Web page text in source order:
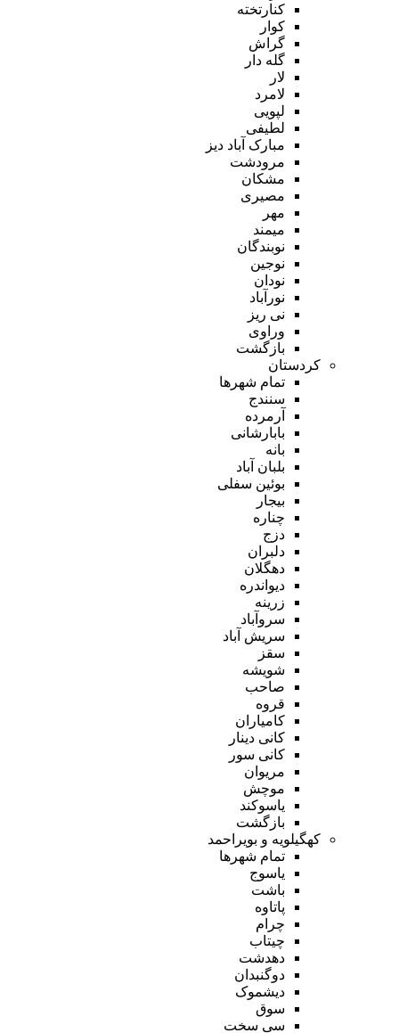
کنارتخته
کوار
گراش
گله دار
لار
لامرد
لپویی
لطیفی
مبارک آباد دیز
مرودشت
مشکان
مصیری
مهر
میمند
نوبندگان
نوجین
نودان
نورآباد
نی ریز
وراوی
بازگشت
کردستان
تمام شهر‌ها
سنندج
آرمرده
بابارشانی
بانه
بلبان آباد
بوئین سفلی
بیجار
چناره
دزج
دلبران
دهگلان
دیواندره
زرینه
سروآباد
سریش آباد
سقز
شویشه
صاحب
قروه
کامیاران
کانی دینار
کانی سور
مریوان
موچش
یاسوکند
بازگشت
کهگیلویه و بویراحمد
تمام شهر‌ها
یاسوج
باشت
پاتاوه
چرام
چیتاب
دهدشت
دوگنبدان
دیشموک
سوق
سی سخت